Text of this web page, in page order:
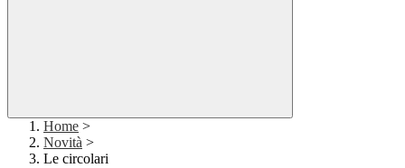
Home >
Novità >
Le circolari